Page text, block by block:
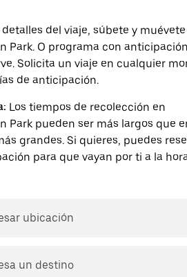
del viaje, súbete y
Park. O programa con
Solicita un viaje en cualquier
de anticipación.
Los tiempos de recolección en
Park pueden ser más largos que
grandes. Si quieres, puedes
para que vayan por ti a la
ubicación
un destino